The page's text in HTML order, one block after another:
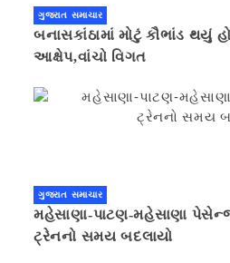
ગુજરાત સમાચાર
બનાસકાંઠામાં મોટું કૌભાંડ થયું
આક્ષેપ,વાંચો વિગત
ગુજરાત સમાચાર
મહેસાણા-પાટણ-મહેસાણા
ટ્રેનનો સમય બદલાયો